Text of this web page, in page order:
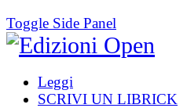
Toggle Side Panel
Leggi
SCRIVI UN LIBRICK